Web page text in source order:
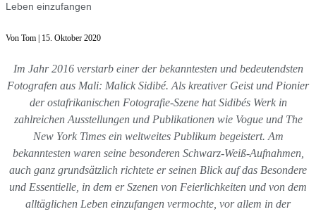
Leben einzufangen
Von Tom | 15. Oktober 2020
Im Jahr 2016 verstarb einer der bekanntesten und bedeutendsten
Fotografen aus Mali: Malick Sidibé. Als kreativer Geist und Pionier
der ostafrikanischen Fotografie-Szene hat Sidibés Werk in
zahlreichen Ausstellungen und Publikationen wie Vogue und The
New York Times ein weltweites Publikum begeistert. Am
bekanntesten waren seine besonderen Schwarz-Weiß-Aufnahmen,
auch ganz grundsätzlich richtete er seinen Blick auf das Besondere
und Essentielle, in dem er Szenen von Feierlichkeiten und von dem
alltäglichen Leben einzufangen vermochte, vor allem in der